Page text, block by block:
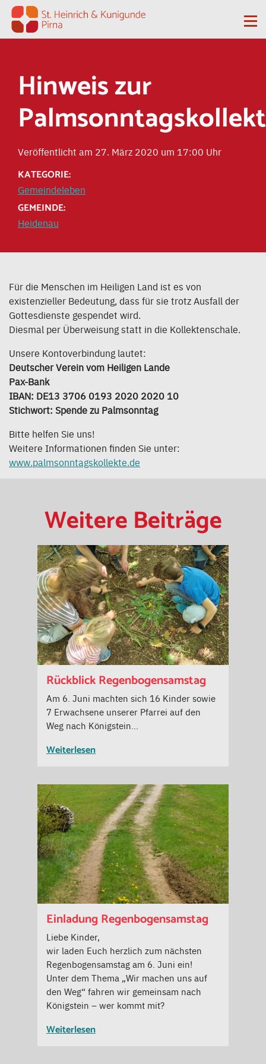
Zum Inhalt springen
Hinweis zur
Veröffentlicht am 27. März 2020 um 17:00 Uhr
KATEGORIE:
Gemeindeleben
GEMEINDE:
Heidenau
Für die Menschen im Heiligen Land ist es von
existenzieller Bedeutung, dass für sie trotz Ausfall der
Gottesdienste gespendet wird.
Diesmal per Überweisung statt in die Kollektenschale.
Unsere Kontoverbindung lautet:
Deutscher Verein vom Heiligen Lande
Pax-Bank
IBAN: DE13 3706 0193 2020 2020 10
Stichwort: Spende zu Palmsonntag
Bitte helfen Sie uns!
Weitere Informationen finden Sie unter:
www.palmsonntagskollekte.de
Weitere Beiträge
Rückblick Regenbogensamstag
Am 6. Juni machten sich 16 Kinder sowie
7 Erwachsene unserer Pfarrei auf den
Weg nach Königstein…
Weiterlesen
Einladung Regenbogensamstag
Liebe Kinder,
wir laden Euch herzlich zum nächsten
Regenbogensamstag am 6. Juni ein!
Unter dem Thema „Wir machen uns auf
den Weg“ fahren wir gemeinsam nach
Königstein – wer kommt mit?
Weiterlesen